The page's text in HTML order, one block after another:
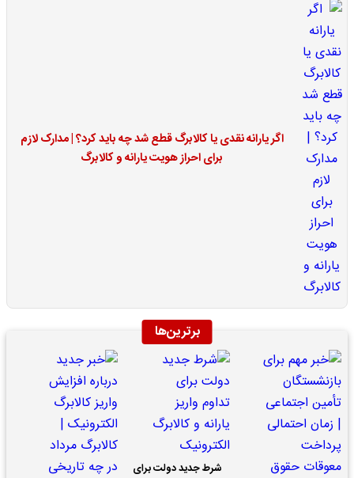
اگر یارانه نقدی یا کالابرگ قطع شد چه باید کرد؟ | مدارک لازم
برای احراز هویت یارانه و کالابرگ
برترین‌ها
شرط جدید دولت برای